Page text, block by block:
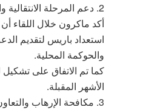
2. دعم المرحلة الانتقالية والمؤسسات السورية الجديدة:
أكد ماكرون خلال اللقاء
استعداد باريس لتقديم
والحوكمة المحلية.
كما تم الاتفاق على تشكيل
الأشهر المقبلة.
3. مكافحة الإرهاب والتعاون الأمني: